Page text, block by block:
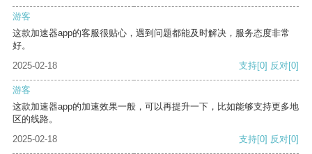
游客
这款加速器app的客服很贴心，遇到问题都能及时解决，服务态度非常
好。
2025-02-18
支持[0] 反对[0]
游客
这款加速器app的加速效果一般，可以再提升一下，比如能够支持更多地
区的线路。
2025-02-18
支持[0] 反对[0]